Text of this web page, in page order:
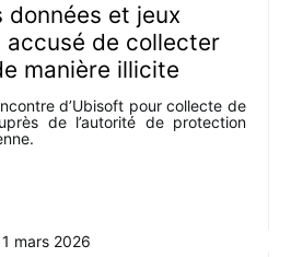
et jeux
accusé de collecter
manière illicite
d’Ubisoft pour collecte de
de l’autorité de protection
mars 2026